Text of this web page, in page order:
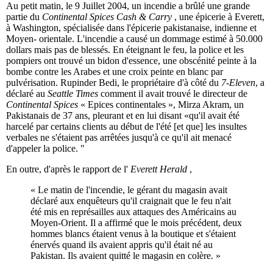
Au petit matin, le 9 Juillet 2004, un incendie a brûlé une grande
partie du Continental Spices Cash & Carry , une épicerie à Everett,
à Washington, spécialisée dans l'épicerie pakistanaise, indienne et
Moyen- orientale. L'incendie a causé un dommage estimé à 50.000
dollars mais pas de blessés. En éteignant le feu, la police et les
pompiers ont trouvé un bidon d'essence, une obscénité peinte à la
bombe contre les Arabes et une croix peinte en blanc par
pulvérisation. Rupinder Bedi, le propriétaire d'à côté du 7-Eleven, a
déclaré au Seattle Times comment il avait trouvé le directeur de
Continental Spices « Epices continentales », Mirza Akram, un
Pakistanais de 37 ans, pleurant et en lui disant «qu'il avait été
harcelé par certains clients au début de l'été [et que] les insultes
verbales ne s'étaient pas arrêtées jusqu'à ce qu'il ait menacé
d'appeler la police. "
En outre, d'après le rapport de l' Everett Herald ,
« Le matin de l'incendie, le gérant du magasin avait
déclaré aux enquêteurs qu'il craignait que le feu n'ait
été mis en représailles aux attaques des Américains au
Moyen-Orient. Il a affirmé que le mois précédent, deux
hommes blancs étaient venus à la boutique et s'étaient
énervés quand ils avaient appris qu'il était né au
Pakistan. Ils avaient quitté le magasin en colère. »